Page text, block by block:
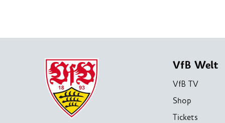
VfB Welt
VfB TV
Shop
Tickets